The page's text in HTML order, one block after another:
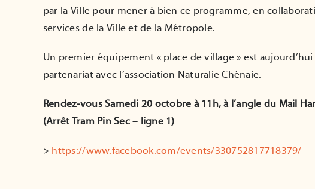
par la Ville pour mener à bien ce programme, en
services de la Ville et de la Métropole.
Un premier équipement « place de village » est
partenariat avec l’association Naturalie Chénaie.
Rendez-vous Samedi 20 octobre à 11h, à l’angle du Mail
(Arrêt Tram Pin Sec – ligne 1)
> https://www.facebook.com/events/330752817718379/